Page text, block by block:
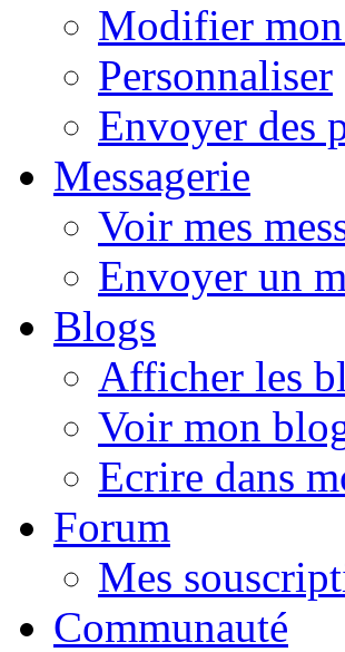
Modifier
Personnaliser
Envoyer des
Messagerie
Voir mes
Envoyer un
Blogs
Afficher les
Voir mon
Ecrire dans
Forum
Mes
Communauté